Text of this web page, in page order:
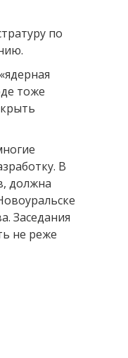
по
тоже
В
должна
Заседания
не реже